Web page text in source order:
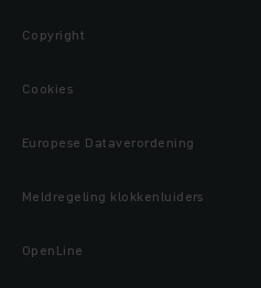
Copyright
Cookies
Europese Dataverordening
Meldregeling klokkenluiders
OpenLine